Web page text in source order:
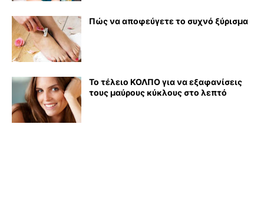
Πώς να αποφεύγετε το συχνό ξύρισμα
Το τέλειο ΚΟΛΠΟ για να εξαφανίσεις
τους μαύρους κύκλους στο λεπτό